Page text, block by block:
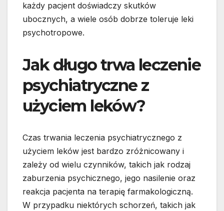
każdy pacjent doświadczy skutków
ubocznych, a wiele osób dobrze toleruje leki
psychotropowe.
Jak długo trwa leczenie
psychiatryczne z
użyciem leków?
Czas trwania leczenia psychiatrycznego z
użyciem leków jest bardzo zróżnicowany i
zależy od wielu czynników, takich jak rodzaj
zaburzenia psychicznego, jego nasilenie oraz
reakcja pacjenta na terapię farmakologiczną.
W przypadku niektórych schorzeń, takich jak